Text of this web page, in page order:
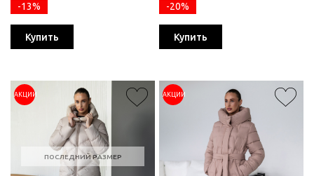
-13%
Купить
-20%
Купить
ПОСЛЕДНИЙ РАЗМЕР
АКЦИИ АКЦИИ